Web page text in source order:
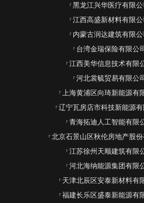
黑龙江兴华医疗有限公
江西高盛新材料有限公
内蒙古润达建筑有限公
台湾金瑞保险有限公司
江西美华信息技术有限
河北裳毓贸易有限公司
上海黄浦区向琦新能源有
辽宁瓦房店市科技新能源有
青海拓迪人工智能有限
北京石景山区秋伦房地产股份
江苏徐州天顺建筑有限
河北海纳能源集团有限
天津北辰区安泰新材料有
福建长乐区盛泰新能源有